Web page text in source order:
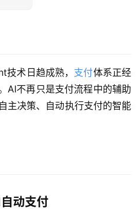
术日趋成熟， 支付体系正经
AI不再只是支付流程中的辅助
主决策、自动执行支付的智能
动支付